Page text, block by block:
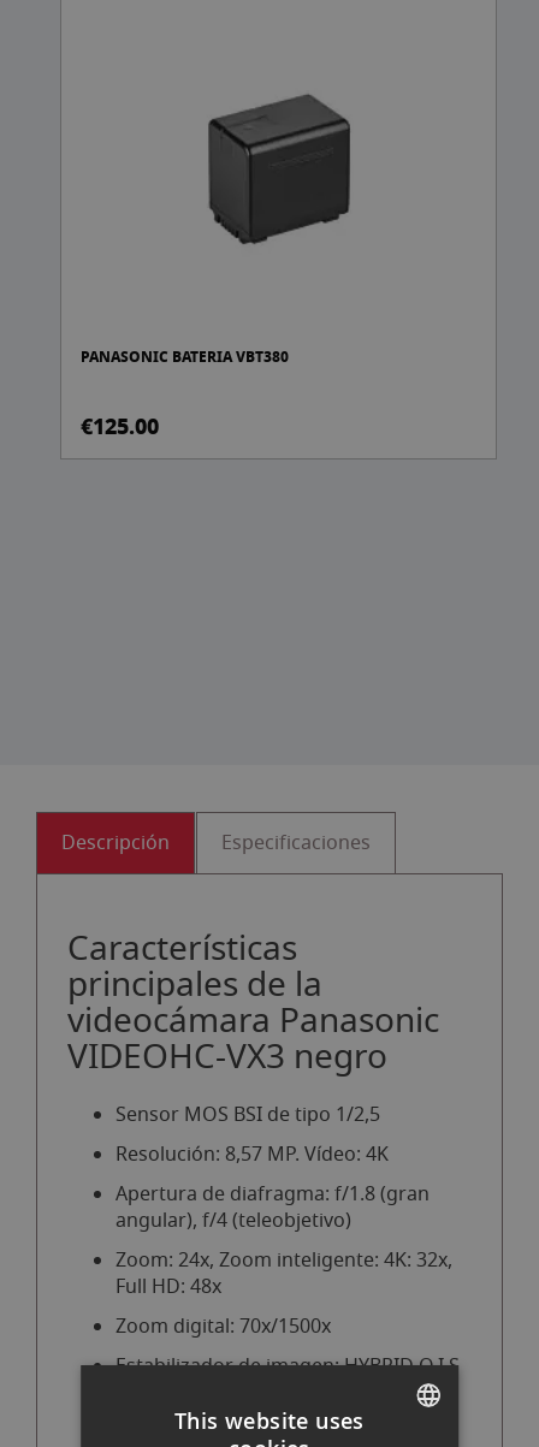
PANASONIC BATERIA VBT380
€125.00
Descripción Especificaciones
Características
principales de la
videocámara Panasonic
VIDEOHC-VX3 negro
Sensor MOS BSI de tipo 1/2,5
Resolución: 8,57 MP. Vídeo: 4K
Apertura de diafragma: f/1.8 (gran
angular), f/4 (teleobjetivo)
Zoom: 24x, Zoom inteligente: 4K: 32x,
Full HD: 48x
Zoom digital: 70x/1500x
Estabilizador de imagen: HYBRID O.I.S
Diámetro del filtro: 62 mm
This website uses